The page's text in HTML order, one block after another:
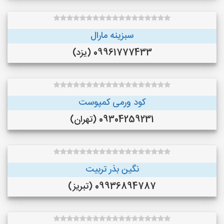
سبزینه مارال
09961777433 (یزد)
کود ورمی کمپوست
09304259231 (تهران)
نگین بذر تربیت
09936894787 (تبریز)